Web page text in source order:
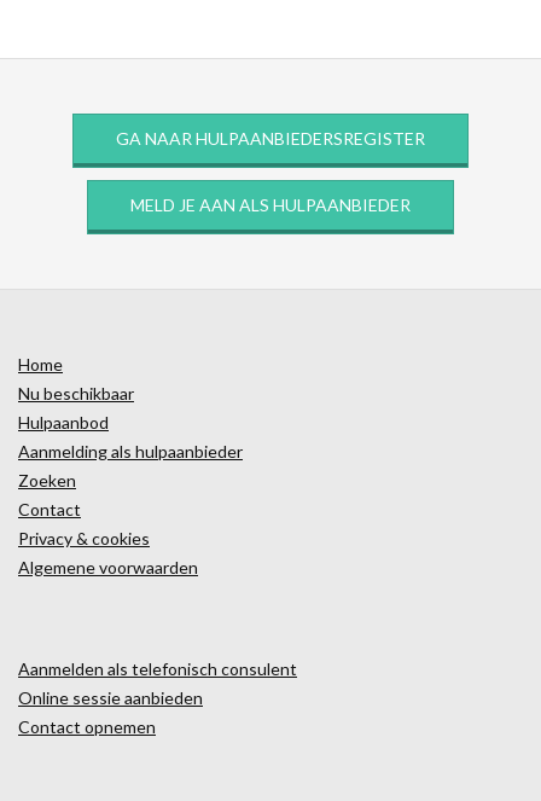
GA NAAR HULPAANBIEDERSREGISTER
MELD JE AAN ALS HULPAANBIEDER
Home
Nu beschikbaar
Hulpaanbod
Aanmelding als hulpaanbieder
Zoeken
Contact
Privacy & cookies
Algemene voorwaarden
Aanmelden als telefonisch consulent
Online sessie aanbieden
Contact opnemen